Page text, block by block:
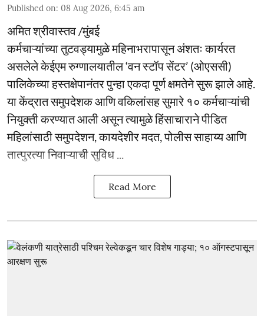
Published on: 08 Aug 2026, 6:45 am
अमित श्रीवास्तव /मुंबई
कर्मचाऱ्यांच्या तुटवड्यामुळे महिनाभरापासून अंशतः कार्यरत
असलेले केईएम रुग्णालयातील ‘वन स्टॉप सेंटर’ (ओएससी)
पालिकेच्या हस्तक्षेपानंतर पुन्हा एकदा पूर्ण क्षमतेने सुरू झाले आहे.
या केंद्रात समुपदेशक आणि वकिलांसह सुमारे १० कर्मचाऱ्यांची
नियुक्ती करण्यात आली असून त्यामुळे हिंसाचाराने पीडित
महिलांसाठी समुपदेशन, कायदेशीर मदत, पोलीस साहाय्य आणि
तात्पुरत्या निवाऱ्याची सुविध ...
Read More